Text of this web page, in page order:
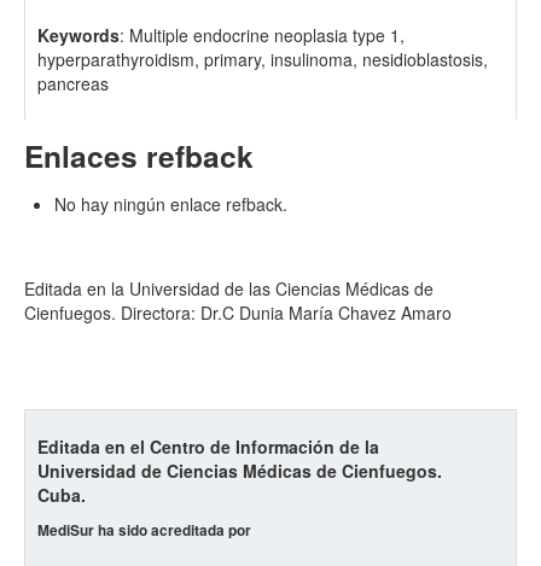
Keywords: Multiple endocrine neoplasia type 1,
hyperparathyroidism, primary, insulinoma, nesidioblastosis,
pancreas
Enlaces refback
No hay ningún enlace refback.
Editada en la Universidad de las Ciencias Médicas de
Cienfuegos. Directora: Dr.C Dunia María Chavez Amaro
Editada en el Centro de Información de la
Universidad de Ciencias Médicas de Cienfuegos.
Cuba.
MediSur ha sido acreditada por